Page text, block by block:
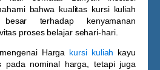
bahwa kualitas kursi kuliah
terhadap kenyamanan
proses belajar sehari-hari.
Harga kursi kuliah kayu
pada nominal harga, tetapi juga